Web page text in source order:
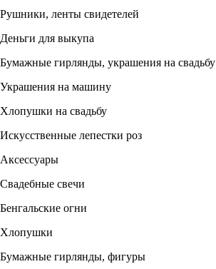
Рушники, ленты свидетелей
Деньги для выкупа
Бумажные гирлянды, украшения на свадьбу
Украшения на машину
Хлопушки на свадьбу
Искусственные лепестки роз
Аксессуары
Свадебные свечи
Бенгальские огни
Хлопушки
Бумажные гирлянды, фигуры